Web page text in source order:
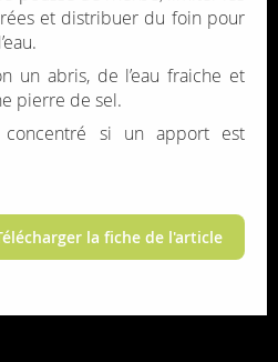
et dis­tri­buer du foin pour
un abris, de l’eau fraiche et
pierre de sel.
concen­tré si un apport est
la fiche de l'article